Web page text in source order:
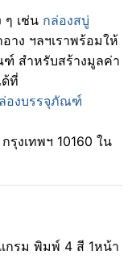
ๆ เช่น กล่องสบู่
าง ฯลฯเราพร้อมให้
สำหรับสร้างมูลค่า
ที่
องบรรจุภัณฑ์
รุงเทพฯ 10160 ใน
กรม พิมพ์ 4 สี 1หน้า